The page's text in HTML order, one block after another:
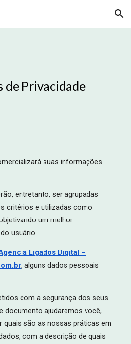
Skip to navigation
de Privacidade
suas informações
entretanto, ser agrupadas
critérios e utilizadas como
um melhor
usuário.
Ligados Digital –
, alguns dados pessoais
com a segurança dos seus
documento ajudaremos você,
quais são as nossas práticas em
com a descrição de quais